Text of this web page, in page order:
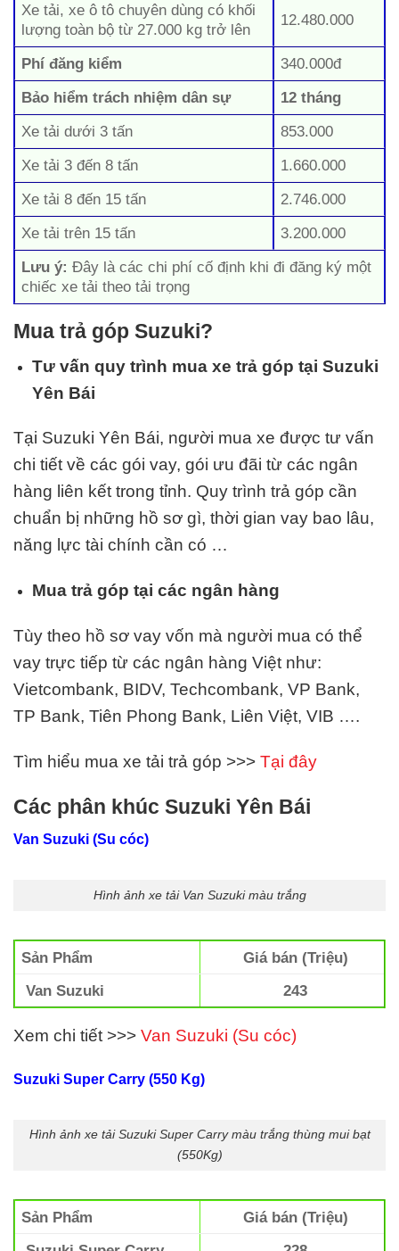
Xe tải, xe ô tô chuyên dùng có khối
lượng toàn bộ từ 27.000 kg trở lên
12.480.000
Phí đăng kiểm
340.000đ
Bảo hiểm trách nhiệm dân sự
12 tháng
Xe tải dưới 3 tấn
853.000
Xe tải 3 đến 8 tấn
1.660.000
Xe tải 8 đến 15 tấn
2.746.000
Xe tải trên 15 tấn
3.200.000
Lưu ý:Đây là các chi phí cố định khi đi đăng ký một
chiếc xe tải theo tải trọng
Mua trả góp Suzuki?
Tư vấn quy trình mua xe trả góp tại Suzuki
Yên Bái
Tại Suzuki Yên Bái, người mua xe được tư vấn
chi tiết về các gói vay, gói ưu đãi từ các ngân
hàng liên kết trong tỉnh. Quy trình trả góp cần
chuẩn bị những hồ sơ gì, thời gian vay bao lâu,
năng lực tài chính cần có …
Mua trả góp tại các ngân hàng
Tùy theo hồ sơ vay vốn mà người mua có thể
vay trực tiếp từ các ngân hàng Việt như:
Vietcombank, BIDV, Techcombank, VP Bank,
TP Bank, Tiên Phong Bank, Liên Việt, VIB ….
Tìm hiểu mua xe tải trả góp >>> Tại đây
Các phân khúc Suzuki Yên Bái
Van Suzuki (Su cóc)
Hình ảnh xe tải Van Suzuki màu trắng
Sản Phẩm
Giá bán (Triệu)
Van Suzuki
243
Xem chi tiết >>> Van Suzuki (Su cóc)
Suzuki Super Carry (550 Kg)
Hình ảnh xe tải Suzuki Super Carry màu trắng thùng mui bạt
(550Kg)
Sản Phẩm
Giá bán (Triệu)